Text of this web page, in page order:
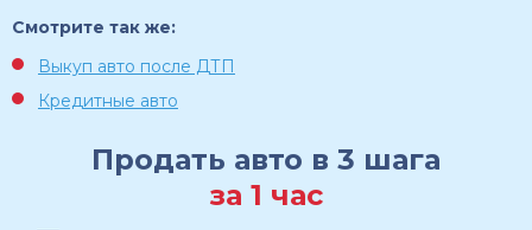
Смотрите так же:
Выкуп авто после ДТП
Кредитные авто
Продать авто в 3 шага
за 1 час